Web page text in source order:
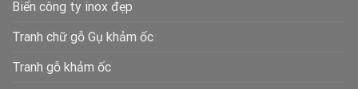
Biển công ty inox đẹp
Tranh chữ gỗ Gụ khảm ốc
Tranh gỗ khảm ốc